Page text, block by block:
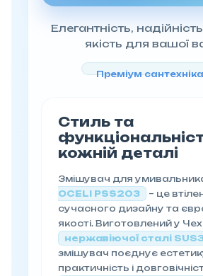
Елегантність,
якість для вашої
Преміум
Стиль та
кожній деталі
Змішувач для
OCELI PSS203
– це
сучасного дизайну та
якості. Виготовлений у
нержавіючої сталі
змішувач поєднує
практичність і